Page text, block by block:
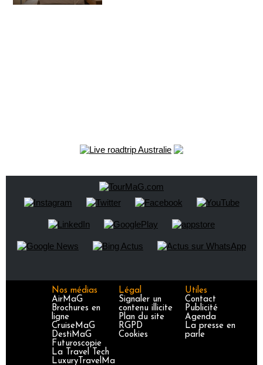
Nos médias
AirMaG
Brochures en
ligne
CruiseMaG
DestiMaG
Futuroscopie
La Travel Tech
LuxuryTravelMa
Légal
Signaler un
contenu illicite
Plan du site
RGPD
Cookies
Utiles
Contact
Publicité
Agenda
La presse en
parle